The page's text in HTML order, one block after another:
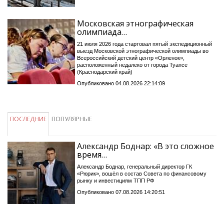
Московская этнографическая
олимпиада…
21 июля 2026 года стартовал пятый экспедиционный
выезд Московской этнографической олимпиады во
Всероссийский детский центр «Орленок»,
расположенный недалеко от города Туапсе
(Краснодарский край)
Опубликовано 04.08.2026 22:14:09
ПОСЛЕДНИЕ ПОПУЛЯРНЫЕ
Александр Боднар: «В это сложное
время…
Александр Боднар, генеральный директор ГК
«Рюрик», вошёл в состав Совета по финансовому
рынку и инвестициям ТПП РФ
Опубликовано 07.08.2026 14:20:51